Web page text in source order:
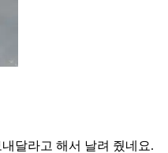
달라고 해서 날려 줬네요.